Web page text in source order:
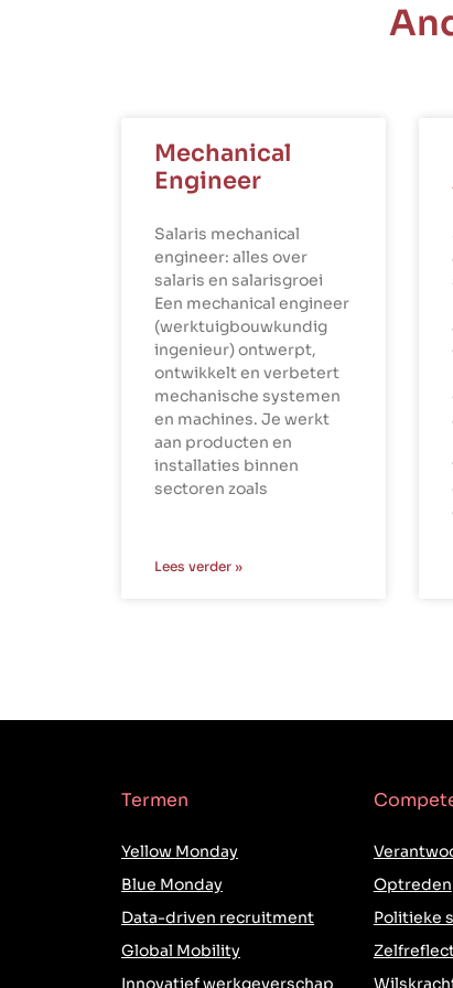
Mechanical
Engineer
Salaris mechanical
engineer: alles over
salaris en salarisgroei
Een mechanical engineer
(werktuigbouwkundig
ingenieur) ontwerpt,
ontwikkelt en verbetert
mechanische systemen
en machines. Je werkt
aan producten en
installaties binnen
sectoren zoals
Lees verder »
Termen
Yellow Monday
Blue Monday
Data-driven recruitment
Global Mobility
Innovatief werkgeverschap
Optreden
Politieke